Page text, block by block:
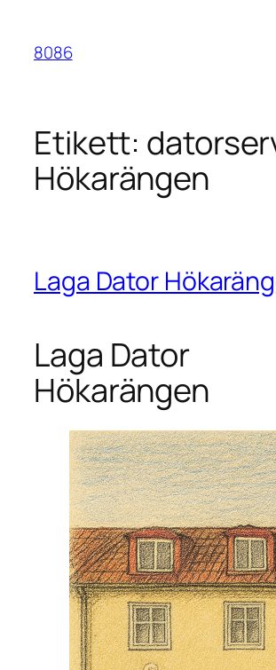
innehåll
8086
Etikett:
Hökarängen
Laga Dator
Laga Dator
Hökarängen